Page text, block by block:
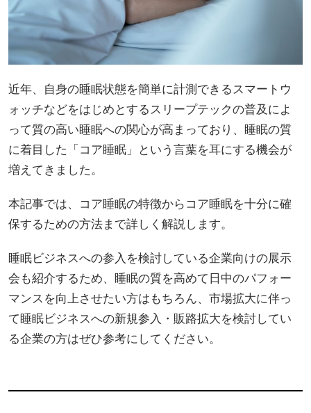
近年、自身の睡眠状態を簡単に計測できるスマートウ
ォッチなどをはじめとするスリープテックの普及によ
って質の高い睡眠への関心が高まっており、睡眠の質
に着目した「コア睡眠」という言葉を耳にする機会が
増えてきました。
本記事では、コア睡眠の特徴からコア睡眠を十分に確
保するための方法まで詳しく解説します。
睡眠ビジネスへの参入を検討している企業向けの展示
会も紹介するため、睡眠の質を高めて日中のパフォー
マンスを向上させたい方はもちろん、市場拡大に伴っ
て睡眠ビジネスへの新規参入・販路拡大を検討してい
る企業の方はぜひ参考にしてください。